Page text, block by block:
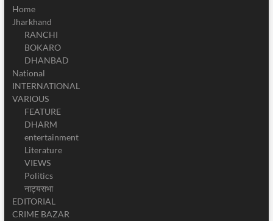
Home
Jharkhand
RANCHI
BOKARO
DHANBAD
National
INTERNATIONAL
VARIOUS
FEATURE
DHARM
entertainment
Literature
VIEWS
Politics
नाट्यसभा
EDITORIAL
CRIME BAZAR